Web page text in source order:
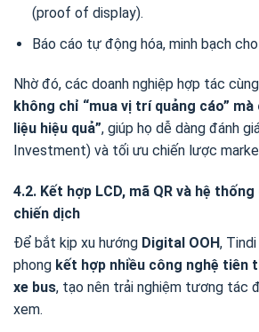
(proof of display).
Báo cáo tự động hóa, minh bạch
Nhờ đó, các doanh nghiệp hợp tác
không chỉ “mua vị trí quảng cáo”
liệu hiệu quả”, giúp họ dễ dàng đánh
Investment) và tối ưu chiến lược
4.2. Kết hợp LCD, mã QR và hệ
chiến dịch
Để bắt kịp xu hướng Digital OOH,
phong kết hợp nhiều công nghệ tiên
xe bus, tạo nên trải nghiệm tương tác
xem.